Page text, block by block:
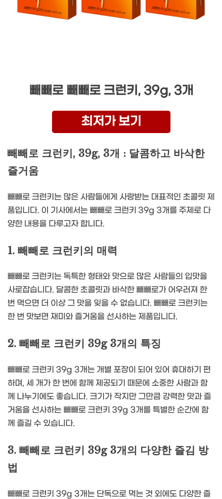
빼빼로 빼빼로 크런키, 39g, 3개
최저가 보기
빼빼로 크런키, 39g, 3개 : 달콤하고 바삭한
즐거움
빼빼로 크런키는 많은 사람들에게 사랑받는 대표적인 초콜릿 제
품입니다. 이 기사에서는 빼빼로 크런키 39g 3개를 주제로 다
양한 내용을 다루고자 합니다.
1. 빼빼로 크런키의 매력
빼빼로 크런키는 독특한 형태와 맛으로 많은 사람들의 입맛을
사로잡습니다. 달콤한 초콜릿과 바삭한 빼빼로가 어우러져 한
번 먹으면 더 이상 그 맛을 잊을 수 없습니다. 빼빼로 크런키는
한 번 맛보면 재미와 즐거움을 선사하는 제품입니다.
2. 빼빼로 크런키 39g 3개의 특징
빼빼로 크런키 39g 3개는 개별 포장이 되어 있어 휴대하기 편
하며, 세 개가 한 번에 함께 제공되기 때문에 소중한 사람과 함
께 나누기에도 좋습니다. 크기가 작지만 그만큼 강력한 맛과 즐
거움을 선사하는 빼빼로 크런키 39g 3개를 특별한 순간에 함
께 즐길 수 있습니다.
3. 빼빼로 크런키 39g 3개의 다양한 즐김 방
법
빼빼로 크런키 39g 3개는 단독으로 먹는 것 외에도 다양한 즐